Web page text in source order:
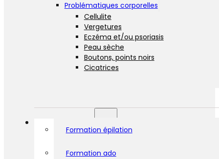
Problématiques corporelles
Cellulite
Vergetures
Eczéma et/ou psoriasis
Peau sèche
Boutons, points noirs
Cicatrices
Formation épilation
Formation ado